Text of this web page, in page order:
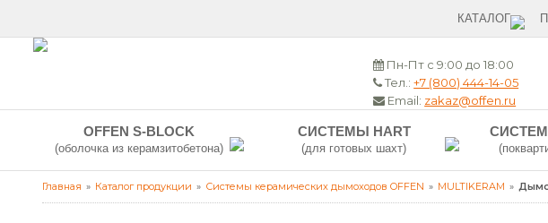
КАТАЛОГ
Пн-Пт с 9:00 до 18:00
Тел.:+7 (800) 444-14-05
Email: zakaz@offen.ru
OFFEN S-BLOCK
(оболочка из керамзитобетона)
СИСТЕМЫ HART
(для готовых шахт)
Главная Каталог продукции Системы керамических дымоходов OFFEN MULTIKERAM